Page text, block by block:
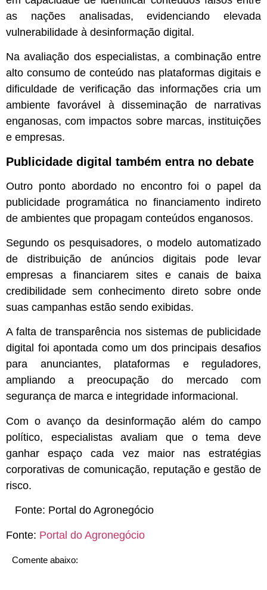
as nações analisadas, evidenciando elevada
vulnerabilidade à desinformação digital.
Na avaliação dos especialistas, a combinação entre
alto consumo de conteúdo nas plataformas digitais e
dificuldade de verificação das informações cria um
ambiente favorável à disseminação de narrativas
enganosas, com impactos sobre marcas, instituições
e empresas.
Publicidade digital também entra no debate
Outro ponto abordado no encontro foi o papel da
publicidade programática no financiamento indireto
de ambientes que propagam conteúdos enganosos.
Segundo os pesquisadores, o modelo automatizado
de distribuição de anúncios digitais pode levar
empresas a financiarem sites e canais de baixa
credibilidade sem conhecimento direto sobre onde
suas campanhas estão sendo exibidas.
A falta de transparência nos sistemas de publicidade
digital foi apontada como um dos principais desafios
para anunciantes, plataformas e reguladores,
ampliando a preocupação do mercado com
segurança de marca e integridade informacional.
Com o avanço da desinformação além do campo
político, especialistas avaliam que o tema deve
ganhar espaço cada vez maior nas estratégias
corporativas de comunicação, reputação e gestão de
risco.
Fonte: Portal do Agronegócio
Fonte: Portal do Agronegócio
Comente abaixo: